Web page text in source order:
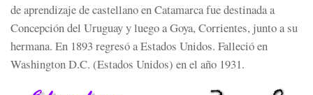
de aprendizaje de castellano en Catamarca fue destinada a
Concepción del Uruguay y luego a Goya, Corrientes, junto a su
hermana. En 1893 regresó a Estados Unidos. Falleció en
Washington D.C. (Estados Unidos) en el año 1931.